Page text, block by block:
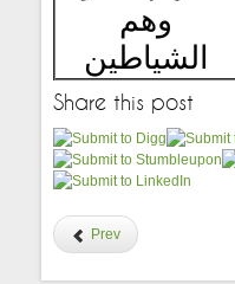
وهم
الشياطين
Share this post
Prev